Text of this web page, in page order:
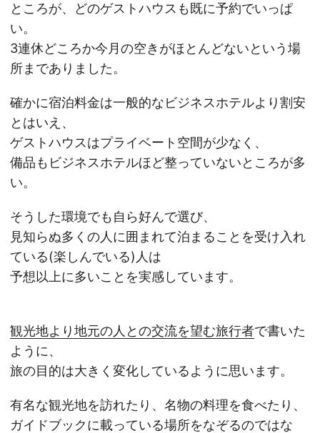
ところが、どのゲストハウスも既に予約でいっぱ
い。
3連休どころか今月の空きがほとんどないという場
所までありました。
確かに宿泊料金は一般的なビジネスホテルより割安
とはいえ、
ゲストハウスはプライベート空間が少なく、
備品もビジネスホテルほど整っていないところが多
い。
そうした環境でも自ら好んで選び、
見知らぬ多くの人に囲まれて泊まることを受け入れ
ている(楽しんでいる)人は
予想以上に多いことを実感しています。
観光地より地元の人との交流を望む旅行者で書いた
ように、
旅の目的は大きく変化しているように思います。
有名な観光地を訪れたり、名物の料理を食べたり、
ガイドブックに載っている場所をなぞるのではな